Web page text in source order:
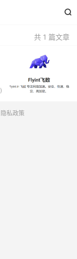

共 1 篇文章
)
隐私政策